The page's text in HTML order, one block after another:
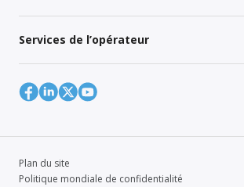
Services de l’opérateur
Plan du site
Politique mondiale de confidentialité